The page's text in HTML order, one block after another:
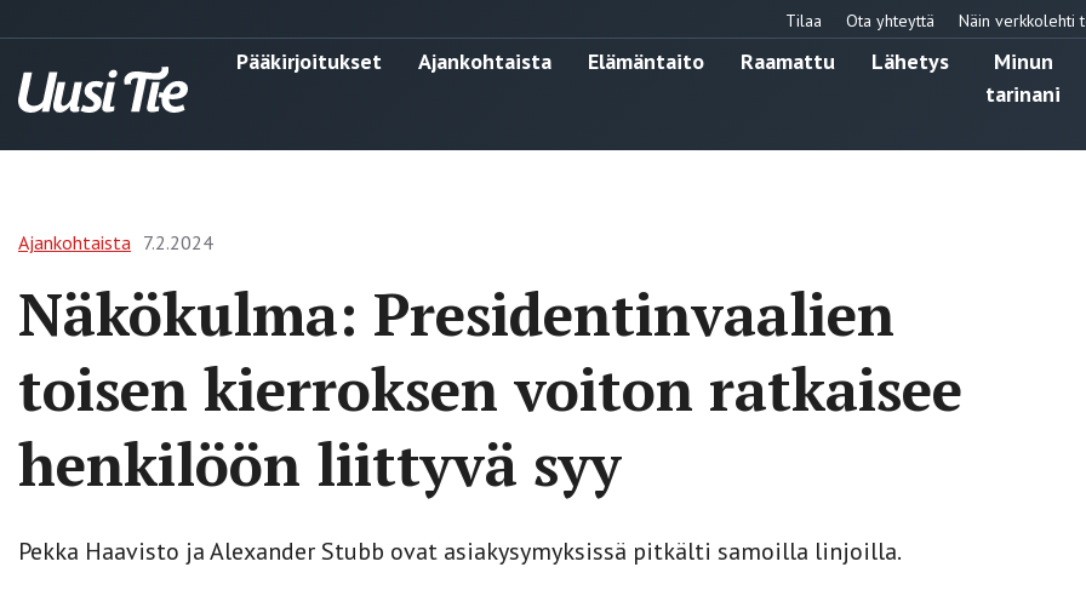
Tilaa Ota yhteyttä Näin verkkolehti
Pääkirjoitukset Ajankohtaista Elämäntaito Raamattu Lähetys
Minun
tarinani
Ajankohtaista 7.2.2024
Näkökulma: Presidentinvaalien
toisen kierroksen voiton ratkaisee
henkilöön liittyvä syy
Pekka Haavisto ja Alexander Stubb ovat asiakysymyksissä pitkälti samoilla linjoilla.